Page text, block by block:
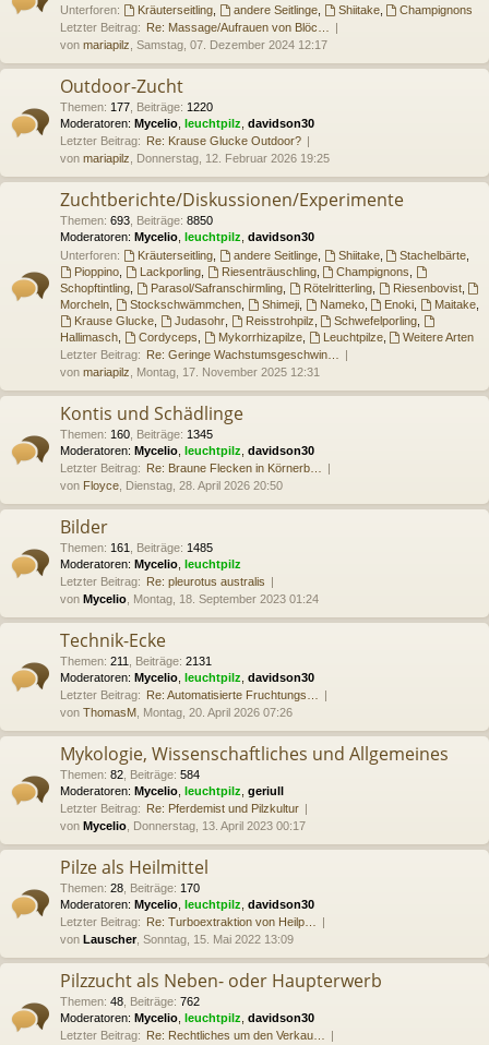
Unterforen:
Kräuterseitling, andere Seitlinge, Shiitake,
Champignons
Letzter Beitrag: Re: Massage/Aufrauen von Blöc…
von mariapilz , Samstag, 07. Dezember 2024 12:17
Outdoor-Zucht
Themen: 177 Beiträge: 1220
Moderatoren: Mycelio leuchtpilz davidson30
Letzter Beitrag: Re: Krause Glucke Outdoor?
von mariapilz , Donnerstag, 12. Februar 2026 19:25
Zuchtberichte/Diskussionen/Experimente
Themen: 693 Beiträge: 8850
Moderatoren: Mycelio leuchtpilz davidson30
Unterforen:
Kräuterseitling, andere Seitlinge, Shiitake, Stachelbärte
Pioppino, Lackporling, Riesenträuschling, Champignons
Schopftintling
Parasol/Safranschirmling, Rötelritterling, Riesenbovist,
Morcheln
Stockschwämmchen, Shimeji, Nameko, Enoki Maitake
Krause Glucke, Judasohr, Reisstrohpilz Schwefelporling
Hallimasch
Cordyceps Mykorrhizapilze, Leuchtpilze,
Weitere Arten
Letzter Beitrag: Re: Geringe Wachstumsgeschwin…
von mariapilz , Montag, 17. November 2025 12:31
Kontis und Schädlinge
Themen: 160 Beiträge: 1345
Moderatoren: Mycelio leuchtpilz davidson30
Letzter Beitrag: Re: Braune Flecken in Körnerb…
von Floyce , Dienstag, 28. April 2026 20:50
Bilder
Themen: 161 Beiträge: 1485
Moderatoren: Mycelio leuchtpilz
Letzter Beitrag: Re: pleurotus australis
von Mycelio , Montag, 18. September 2023 01:24
Technik-Ecke
Themen: 211 Beiträge: 2131
Moderatoren: Mycelio leuchtpilz davidson30
Letzter Beitrag: Re: Automatisierte Fruchtungs…
von ThomasM , Montag, 20. April 2026 07:26
Mykologie, Wissenschaftliches und Allgemeines
Themen: 82 Beiträge: 584
Moderatoren: Mycelio leuchtpilz geriull
Letzter Beitrag: Re: Pferdemist und Pilzkultur
von Mycelio , Donnerstag, 13. April 2023 00:17
Pilze als Heilmittel
Themen: 28 Beiträge: 170
Moderatoren: Mycelio leuchtpilz davidson30
Letzter Beitrag: Re: Turboextraktion von Heilp…
von Lauscher, Sonntag, 15. Mai 2022 13:09
Pilzzucht als Neben- oder Haupterwerb
Themen: 48 Beiträge: 762
Moderatoren: Mycelio leuchtpilz davidson30
Letzter Beitrag: Re: Rechtliches um den Verkau…